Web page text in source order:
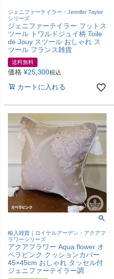
ジェニファーテイラー・Jennifer Taylor
シリーズ
ジェニファーテイラー フットス
ツール トワルドジュイ柄 Toile
de Jouy スツール おしゃれ ス
ツール フランス雑貨
送料無料
価格 ¥25,300税込
カートに入れる
輸入雑貨｜ロイヤルアーデン・アクアフ
ラワーシリーズ
アクアフラワー Aqua flower オ
ペラピンク クッションカバー
45×45cm おしゃれ タッセル付
ジェニファーテイラー調